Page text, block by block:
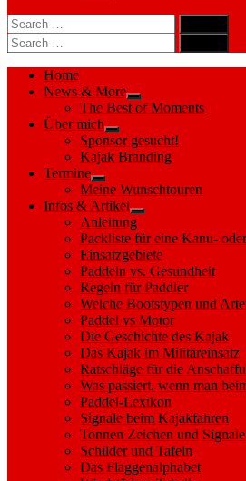
Search
for:
Search
Search
for:
Search
Home
News & More
Show
sub
The Best of Moments
Über mich
Show
sub
menu
Sponsor gesucht!
Kajak Branding
Termine
Show
sub
menu
Meine Wunschtouren
Infos & Artikel
Show
sub
menu
Anleitung
Packliste für eine Kanu-
Einsatzgebiete
Paddeln vs. Gesundheit
Regeln für Paddler
Welche Bootstypen und
Paddel vs Motor
Die Geschichte des Kajak
Das Kajak im Militäreinsatz
Ratschläge für die
Was passiert, wenn man
Paddel-Lexikon
Signale beim Kajakfahren
Tonnen Zeichen und Signale
Schilder und Tafeln
Das Flaggenalphabet